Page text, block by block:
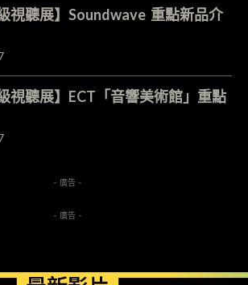
視聽展】Soundwave 重點新品介
視聽展】ECT「音響美術館」重點
- 廣告 -
- 廣告 -